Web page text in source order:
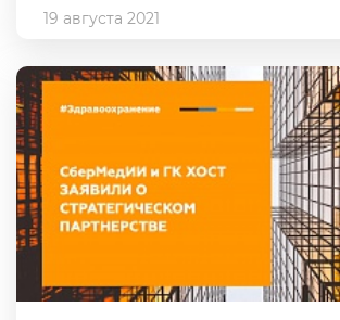
19 августа 2021